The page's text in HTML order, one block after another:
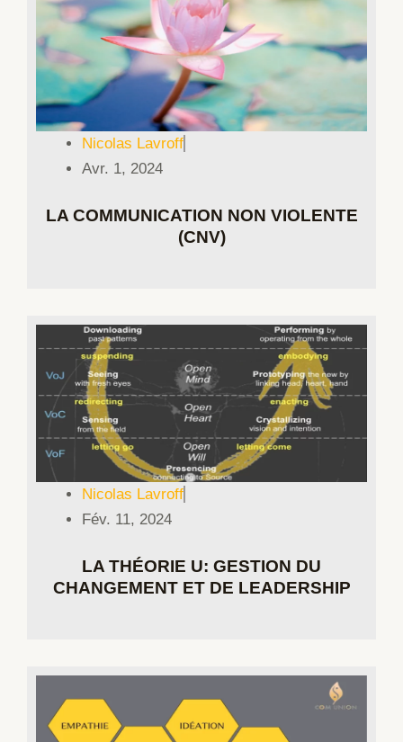
Nicolas Lavroff
Avr. 1, 2024
LA COMMUNICATION NON VIOLENTE
(CNV)
Nicolas Lavroff
Fév. 11, 2024
LA THÉORIE U: GESTION DU
CHANGEMENT ET DE LEADERSHIP